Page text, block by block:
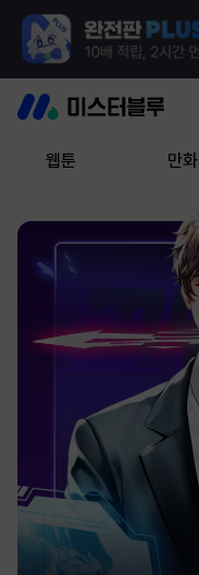
웹툰 만화